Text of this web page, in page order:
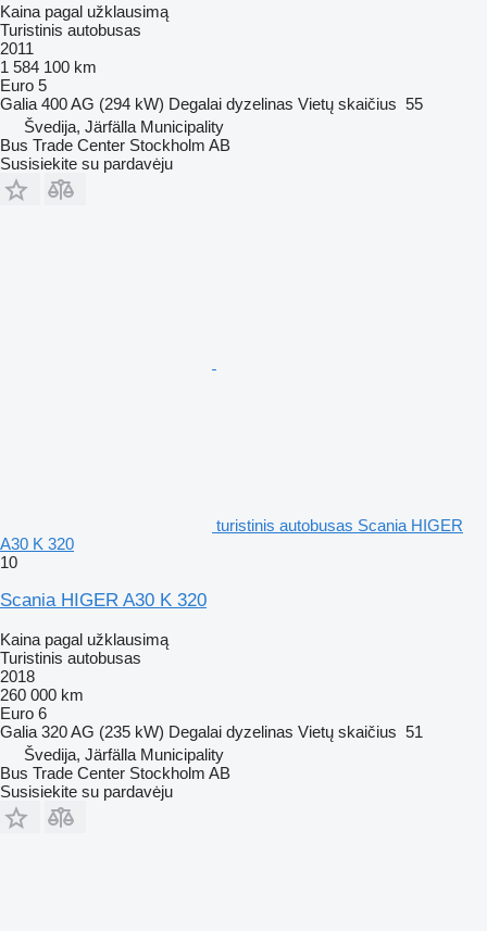
Kaina pagal užklausimą
Turistinis autobusas
2011
1 584 100 km
Euro 5
Galia 400 AG (294 kW) Degalai dyzelinas Vietų skaičius 55
Švedija, Järfälla Municipality
Bus Trade Center Stockholm AB
Susisiekite su pardavėju
turistinis autobusas Scania HIGER
A30 K 320
10
Scania HIGER A30 K 320
Kaina pagal užklausimą
Turistinis autobusas
2018
260 000 km
Euro 6
Galia 320 AG (235 kW) Degalai dyzelinas Vietų skaičius 51
Švedija, Järfälla Municipality
Bus Trade Center Stockholm AB
Susisiekite su pardavėju